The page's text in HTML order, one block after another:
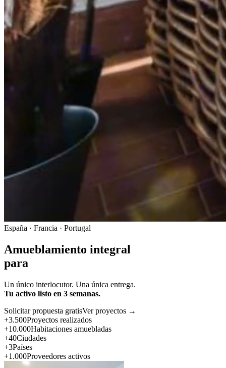
España · Francia · Portugal
Amueblamiento integral
para
Un único interlocutor. Una única entrega.
Tu activo listo en 3 semanas.
Solicitar propuesta gratisVer proyectos →
+3.500Proyectos realizados
+10.000Habitaciones amuebladas
+40Ciudades
+3Países
+1.000Proveedores activos